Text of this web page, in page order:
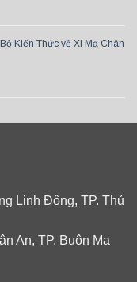
Kiến Thức về Xi Mạ Chân
Linh Đông, TP. Thủ
An, TP. Buôn Ma